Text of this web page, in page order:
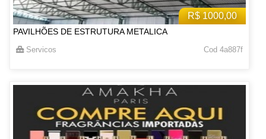
R$ 1000,00
PAVILHÕES DE ESTRUTURA METALICA
Servicos Cod 4a887f